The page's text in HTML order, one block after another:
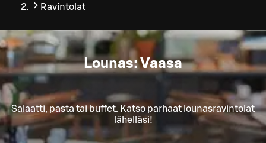
Ravintolat
Lounas: Vaasa
Salaatti, pasta tai buffet. Katso parhaat lounasravintolat
lähelläsi!